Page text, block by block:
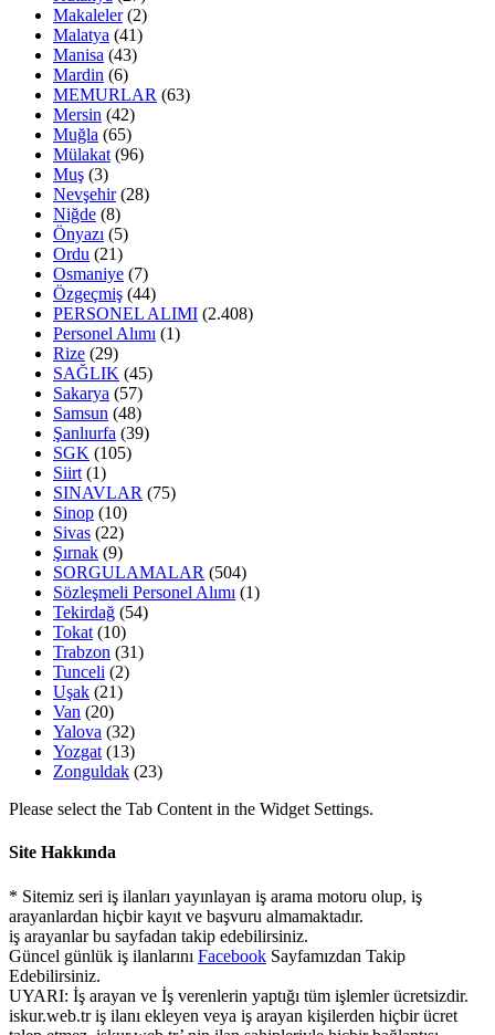
Makaleler(2)
Malatya (41)
Manisa (43)
Mardin (6)
MEMURLAR (63)
Mersin (42)
Muğla (65)
Mülakat (96)
Muş (3)
Nevşehir(28)
Niğde (8)
Önyazı (5)
Ordu (21)
Osmaniye (7)
Özgeçmiş (44)
PERSONEL ALIMI (2.408)
Personel Alımı (1)
Rize (29)
SAĞLIK (45)
Sakarya (57)
Samsun (48)
Şanlıurfa (39)
SGK (105)
Siirt (1)
SINAVLAR (75)
Sinop (10)
Sivas (22)
Şırnak (9)
SORGULAMALAR (504)
Sözleşmeli Personel Alımı (1)
Tekirdağ (54)
Tokat (10)
Trabzon (31)
Tunceli (2)
Uşak (21)
Van (20)
Yalova (32)
Yozgat (13)
Zonguldak (23)
Please select the Tab Content in the Widget Settings.
Site Hakkında
* Sitemiz seri iş ilanları yayınlayan iş arama motoru olup, iş
arayanlardan hiçbir kayıt ve başvuru almamaktadır.
iş arayanlar bu sayfadan takip edebilirsiniz.
Güncel günlük iş ilanlarını Facebook Sayfamızdan Takip
Edebilirsiniz.
UYARI: İş arayan ve İş verenlerin yaptığı tüm işlemler ücretsizdir.
iskur.web.tr iş ilanı ekleyen veya iş arayan kişilerden hiçbir ücret